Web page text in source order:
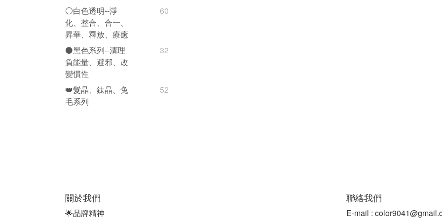
⚪️白色透明--淨
化、整合、合一、
昇華、釋放、療癒
60
⚫️黑色系列--清理
負能量、避邪、改
變慣性
32
👑髮晶、鈦晶、兔
毛系列
52
關於我們
🌟品牌精神
聯絡我們
E-mail :